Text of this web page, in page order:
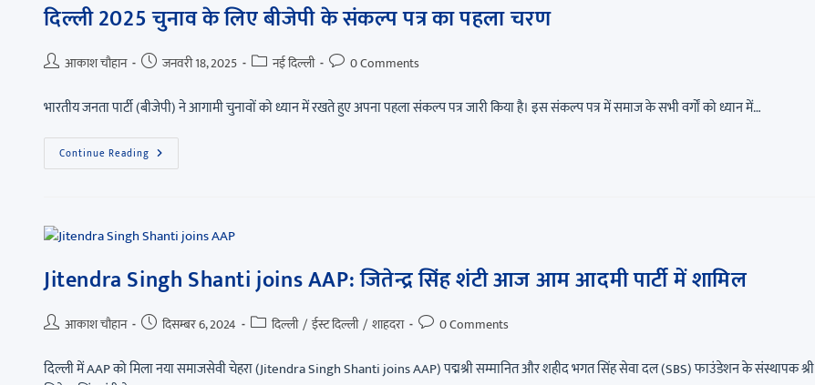
दिल्ली 2025 चुनाव के लिए बीजेपी के संकल्प पत्र का पहला चरण
आकाश चौहान जनवरी 18, 2025 नई दिल्ली 0 Comments
भारतीय जनता पार्टी (बीजेपी) ने आगामी चुनावों को ध्यान में रखते हुए अपना पहला संकल्प पत्र जारी किया है। इस संकल्प पत्र में समाज के सभी वर्गों को ध्यान में…
Continue Reading
Jitendra Singh Shanti joins AAP: जितेन्द्र सिंह शंटी आज आम आदमी पार्टी में शामिल
आकाश चौहान दिसम्बर 6, 2024 दिल्ली / ईस्ट दिल्ली / शाहदरा 0 Comments
दिल्ली में AAP को मिला नया समाजसेवी चेहरा (Jitendra Singh Shanti joins AAP) पद्मश्री सम्मानित और शहीद भगत सिंह सेवा दल (SBS) फाउंडेशन के संस्थापक श्री